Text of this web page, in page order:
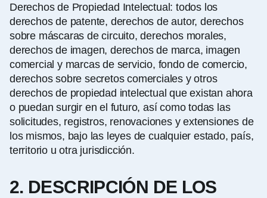
Derechos de Propiedad Intelectual: todos los
derechos de patente, derechos de autor, derechos
sobre máscaras de circuito, derechos morales,
derechos de imagen, derechos de marca, imagen
comercial y marcas de servicio, fondo de comercio,
derechos sobre secretos comerciales y otros
derechos de propiedad intelectual que existan ahora
o puedan surgir en el futuro, así como todas las
solicitudes, registros, renovaciones y extensiones de
los mismos, bajo las leyes de cualquier estado, país,
territorio u otra jurisdicción.
2. DESCRIPCIÓN DE LOS